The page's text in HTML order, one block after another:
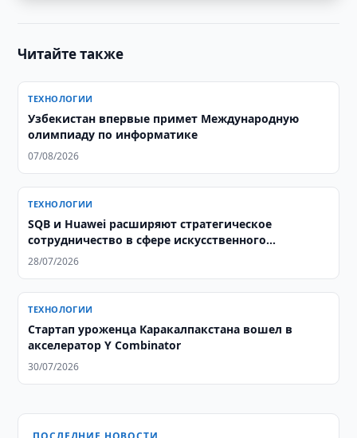
Читайте также
ТЕХНОЛОГИИ
Узбекистан впервые примет Международную
олимпиаду по информатике
07/08/2026
ТЕХНОЛОГИИ
SQB и Huawei расширяют стратегическое
сотрудничество в сфере искусственного
интеллекта
28/07/2026
ТЕХНОЛОГИИ
Стартап уроженца Каракалпакстана вошел в
акселератор Y Combinator
30/07/2026